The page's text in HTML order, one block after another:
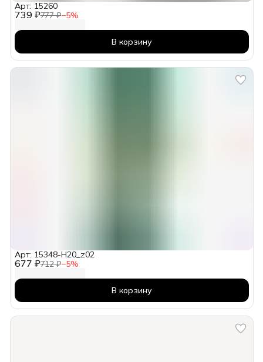
739 ₽777 ₽−5%
Арт: 15260
В корзину
677 ₽712 ₽−5%
Арт: 15348-H20_z02
В корзину